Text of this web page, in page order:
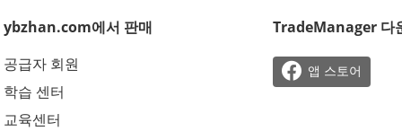
ybzhan.com에서 판매
공급자 회원
학습 센터
교육센터
TradeManager 다
 앱 스토어